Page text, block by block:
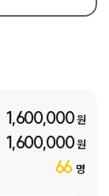
1,600,000원
1,600,000원
66 명